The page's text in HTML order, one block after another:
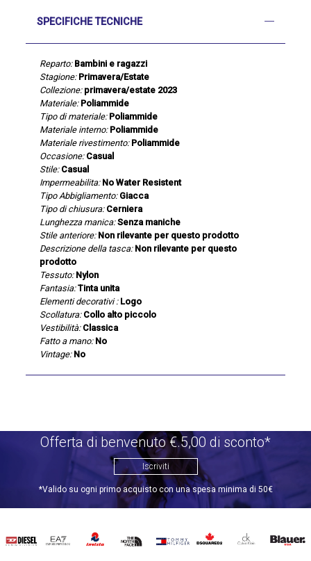
SPECIFICHE TECNICHE
Reparto: Bambini e ragazzi
Stagione: Primavera/Estate
Collezione: primavera/estate 2023
Materiale: Poliammide
Tipo di materiale: Poliammide
Materiale interno: Poliammide
Materiale rivestimento: Poliammide
Occasione: Casual
Stile: Casual
Impermeabilita: No Water Resistent
Tipo Abbigliamento: Giacca
Tipo di chiusura: Cerniera
Lunghezza manica: Senza maniche
Stile anteriore: Non rilevante per questo prodotto
Descrizione della tasca: Non rilevante per questo
prodotto
Tessuto: Nylon
Fantasia: Tinta unita
Elementi decorativi : Logo
Scollatura: Collo alto piccolo
Vestibilità: Classica
Fatto a mano: No
Vintage: No
Offerta di benvenuto €.5,00 di sconto*
Iscriviti
*Valido su ogni primo acquisto con una spesa minima di 50€
DIESEL EA7 INVICTATHE
TOMMY
DSQUARED2
CALVIN BLAUER